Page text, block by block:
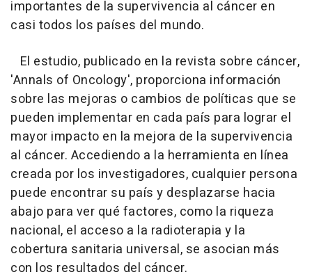
importantes de la supervivencia al cáncer en
casi todos los países del mundo.
El estudio, publicado en la revista sobre cáncer,
'Annals of Oncology', proporciona información
sobre las mejoras o cambios de políticas que se
pueden implementar en cada país para lograr el
mayor impacto en la mejora de la supervivencia
al cáncer. Accediendo a la herramienta en línea
creada por los investigadores, cualquier persona
puede encontrar su país y desplazarse hacia
abajo para ver qué factores, como la riqueza
nacional, el acceso a la radioterapia y la
cobertura sanitaria universal, se asocian más
con los resultados del cáncer.